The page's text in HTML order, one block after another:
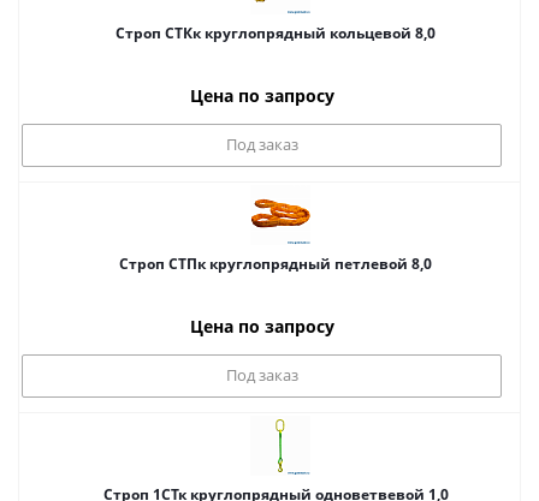
Строп СТКк круглопрядный кольцевой 8,0
Цена по запросу
Под заказ
Строп СТПк круглопрядный петлевой 8,0
Цена по запросу
Под заказ
Строп 1СТк круглопрядный одноветвевой 1,0